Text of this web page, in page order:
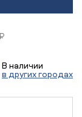
В наличии
в других городах